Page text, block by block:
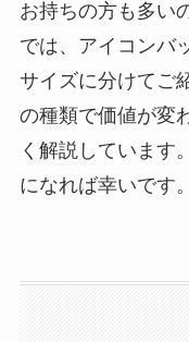
お持ちの方も多い
では、アイコンバ
サイズに分けてご
の種類で価値が変
く解説しています
になれば幸いです。